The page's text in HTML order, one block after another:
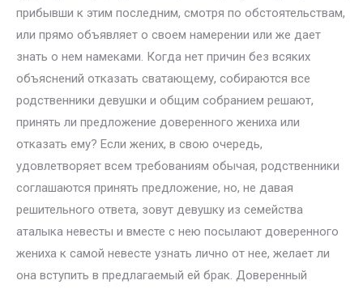
прибывши к этим последним, смотря по обстоятельствам,
или прямо объявляет о своем намерении или же дает
знать о нем намеками. Когда нет причин без всяких
объяснений отказать сватающему, собираются все
родственники девушки и общим собранием решают,
принять ли предложение доверенного жениха или
отказать ему? Если жених, в свою очередь,
удовлетворяет всем требованиям обычая, родственники
соглашаются принять предложение, но, не давая
решительного ответа, зовут девушку из семейства
аталыка невесты и вместе с нею посылают доверенного
жениха к самой невесте узнать лично от нее, желает ли
она вступить в предлагаемый ей брак. Доверенный